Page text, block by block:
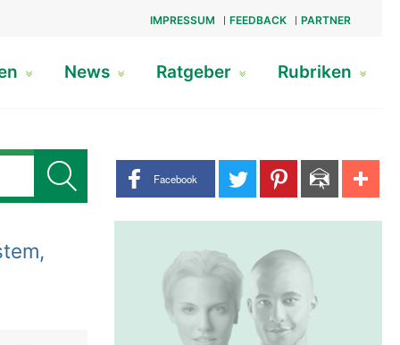
IMPRESSUM FEEDBACK PARTNER
News Ratgeber Rubriken
Share buttons
Facebook